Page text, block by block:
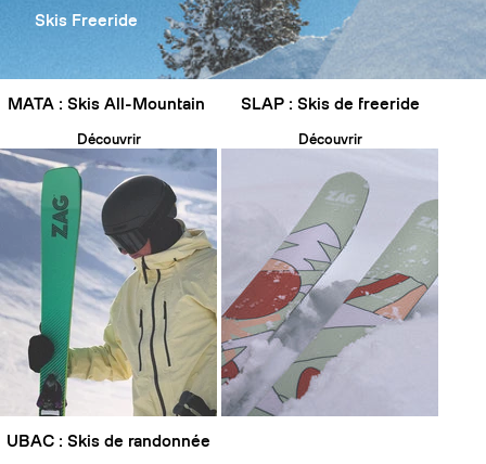
Skis Freeride
MATA : Skis All-Mountain
Découvrir
SLAP : Skis de freeride
Découvrir
UBAC : Skis de randonnée